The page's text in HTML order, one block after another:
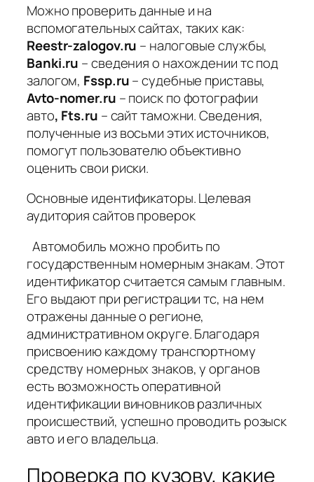
Можно проверить данные и на
вспомогательных сайтах, таких как:
Reestr-zalogov.ru – налоговые службы,
Banki.ru – сведения о нахождении тс под
залогом, Fssp.ru– судебные приставы,
Avto-nomer.ru – поиск по фотографии
авто, Fts.ru – сайт таможни. Сведения,
полученные из восьми этих источников,
помогут пользователю объективно
оценить свои риски.
Основные идентификаторы. Целевая
аудитория сайтов проверок
Автомобиль можно пробить по
государственным номерным знакам. Этот
идентификатор считается самым главным.
Его выдают при регистрации тс, на нем
отражены данные о регионе,
административном округе. Благодаря
присвоению каждому транспортному
средству номерных знаков, у органов
есть возможность оперативной
идентификации виновников различных
происшествий, успешно проводить розыск
авто и его владельца.
Проверка по кузову, какие